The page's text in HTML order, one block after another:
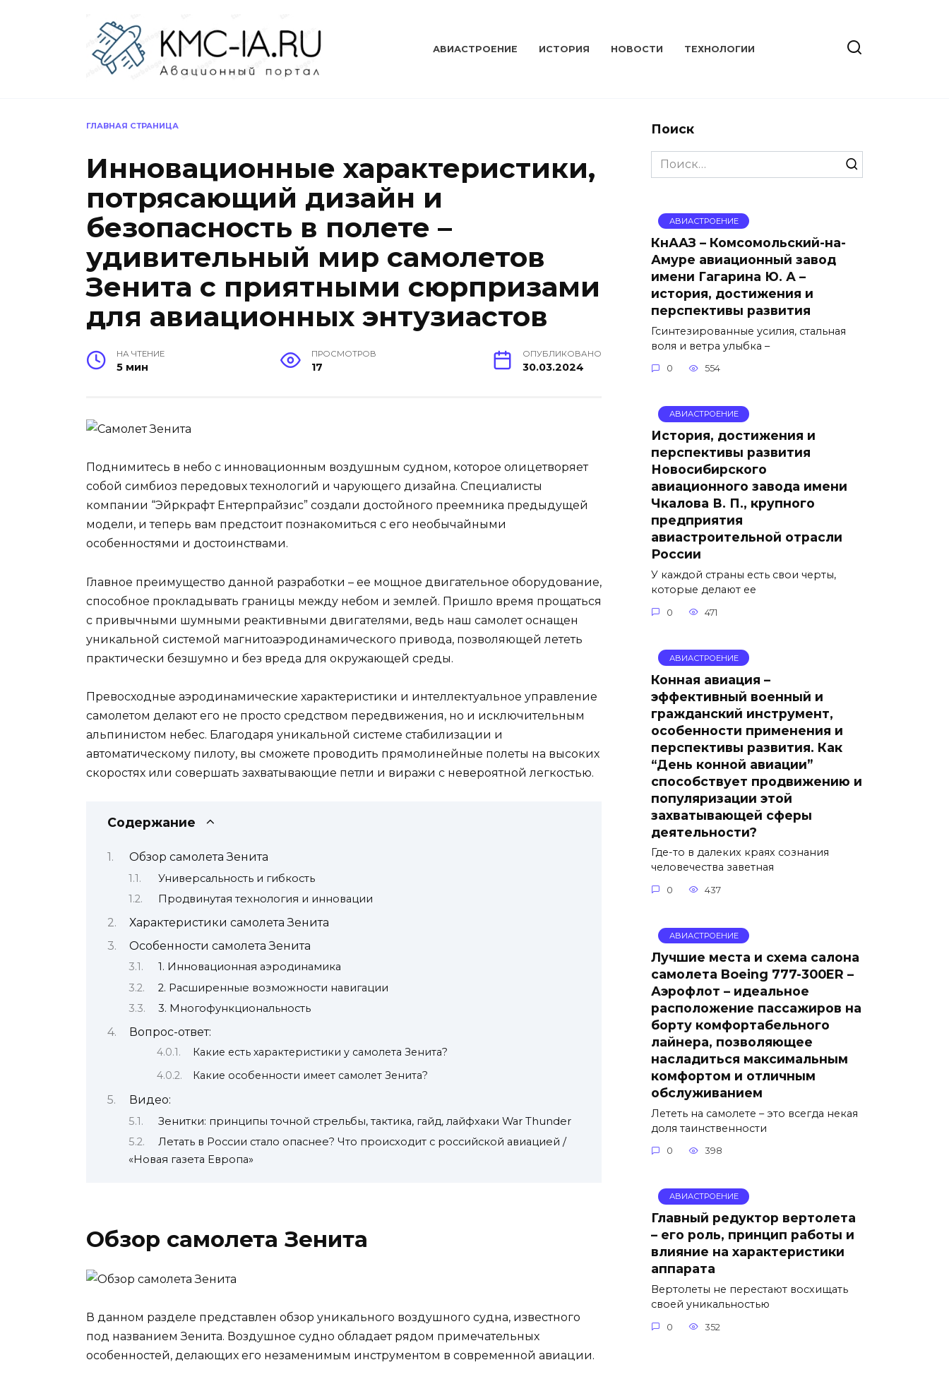
АВИАСТРОЕНИЕ ИСТОРИЯ НОВОСТИ ТЕХНОЛОГИИ
ГЛАВНАЯ СТРАНИЦА
Инновационные характеристики,
потрясающий дизайн и
безопасность в полете –
удивительный мир самолетов
Зенита с приятными сюрпризами
для авиационных энтузиастов
НА ЧТЕНИЕ
5 мин
ПРОСМОТРОВ
17
ОПУБЛИКОВАНО
30.03.2024
Поднимитесь в небо с инновационным воздушным судном, которое олицетворяет
собой симбиоз передовых технологий и чарующего дизайна. Специалисты
компании “Эйркрафт Ентерпрайзис” создали достойного преемника предыдущей
модели, и теперь вам предстоит познакомиться с его необычайными
особенностями и достоинствами.
Главное преимущество данной разработки – ее мощное двигательное оборудование,
способное прокладывать границы между небом и землей. Пришло время прощаться
с привычными шумными реактивными двигателями, ведь наш самолет оснащен
уникальной системой магнитоаэродинамического привода, позволяющей лететь
практически безшумно и без вреда для окружающей среды.
Превосходные аэродинамические характеристики и интеллектуальное управление
самолетом делают его не просто средством передвижения, но и исключительным
альпинистом небес. Благодаря уникальной системе стабилизации и
автоматическому пилоту, вы сможете проводить прямолинейные полеты на высоких
скоростях или совершать захватывающие петли и виражи с невероятной легкостью.
Содержание
Обзор самолета Зенита
Универсальность и гибкость
Продвинутая технология и инновации
Характеристики самолета Зенита
Особенности самолета Зенита
1. Инновационная аэродинамика
2. Расширенные возможности навигации
3. Многофункциональность
Вопрос-ответ:
Какие есть характеристики у самолета Зенита?
Какие особенности имеет самолет Зенита?
Видео:
Зенитки: принципы точной стрельбы, тактика, гайд, лайфхаки War Thunder
Летать в России стало опаснее? Что происходит с российской авиацией /
«Новая газета Европа»
Обзор самолета Зенита
В данном разделе представлен обзор уникального воздушного судна, известного
под названием Зенита. Воздушное судно обладает рядом примечательных
особенностей, делающих его незаменимым инструментом в современной авиации.
Поиск
Search
for:
АВИАСТРОЕНИЕ
КнААЗ – Комсомольский-на-
Амуре авиационный завод
имени Гагарина Ю. А –
история, достижения и
перспективы развития
Гсинтезированные усилия, стальная
воля и ветра улыбка –
0 554
АВИАСТРОЕНИЕ
История, достижения и
перспективы развития
Новосибирского
авиационного завода имени
Чкалова В. П., крупного
предприятия
авиастроительной отрасли
России
У каждой страны есть свои черты,
которые делают ее
0 471
АВИАСТРОЕНИЕ
Конная авиация –
эффективный военный и
гражданский инструмент,
особенности применения и
перспективы развития. Как
“День конной авиации”
способствует продвижению и
популяризации этой
захватывающей сферы
деятельности?
Где-то в далеких краях сознания
человечества заветная
0 437
АВИАСТРОЕНИЕ
Лучшие места и схема салона
самолета Boeing 777-300ER –
Аэрофлот – идеальное
расположение пассажиров на
борту комфортабельного
лайнера, позволяющее
насладиться максимальным
комфортом и отличным
обслуживанием
Лететь на самолете – это всегда некая
доля таинственности
0 398
АВИАСТРОЕНИЕ
Главный редуктор вертолета
– его роль, принцип работы и
влияние на характеристики
аппарата
Вертолеты не перестают восхищать
своей уникальностью
0 352